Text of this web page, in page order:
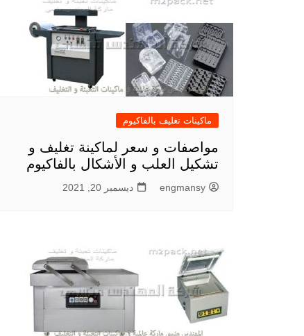
ماكينات تغليف بالفاكيوم
مواصفات و سعر لماكينة تغليف و
تشكيل العلب و الأشكال بالفاكيوم
engmansy ديسمبر 20, 2021